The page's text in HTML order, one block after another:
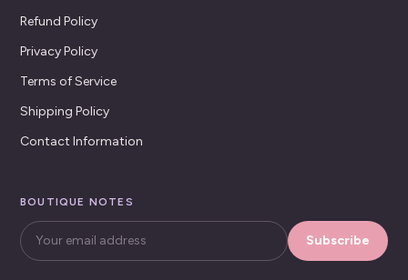
Refund Policy
Privacy Policy
Terms of Service
Shipping Policy
Contact Information
BOUTIQUE NOTES
Subscribe